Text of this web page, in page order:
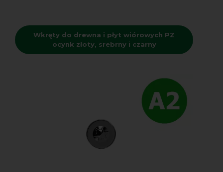
Wkręty do drewna i płyt wiórowych PZ
ocynk złoty, srebrny i czarny